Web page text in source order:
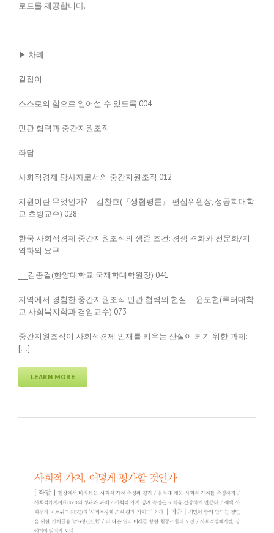
로드를 제공합니다.
▶ 차례
길잡이
스스로의 힘으로 일어설 수 있도록 004
민관 협력과 중간지원조직
좌담
사회적경제 당사자로서의 중간지원조직 012
지원이란 무엇인가?___김찬호(『생협평론』 편집위원장, 성공회대학
교 초빙교수) 028
한국 사회적경제 중간지원조직의 생존 조건: 경쟁 격화와 전문화/지
역화의 요구
___김종걸(한양대학교 국제학대학원장) 041
지역에서 경험한 중간지원조직 민관 협력의 현실___윤도현(루터대학
교 사회복지학과 겸임교수) 073
중간지원조직이 사회적경제 인재를 키우는 산실이 되기 위한 과제:
[…]
LEARN MORE